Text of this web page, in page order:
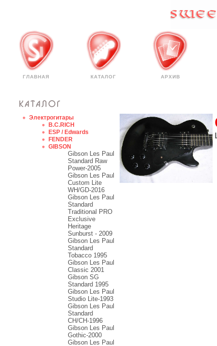
ГЛАВНАЯ КАТАЛОГ АРХИВ
Электрогитары
B.C.RICH
ESP / Edwards
FENDER
GIBSON
Gibson Les Paul
Standard Raw
Power-2005
Gibson Les Paul
Custom Lite
WH/GD-2016
Gibson Les Paul
Standard
Traditional PRO
Exclusive
Heritage
Sunburst - 2009
Gibson Les Paul
Standard
Tobacco 1995
Gibson Les Paul
Classic 2001
Gibson SG
Standard 1995
Gibson Les Paul
Studio Lite-1993
Gibson Les Paul
Standard
CH/CH-1996
Gibson Les Paul
Gothic-2000
Gibson Les Paul